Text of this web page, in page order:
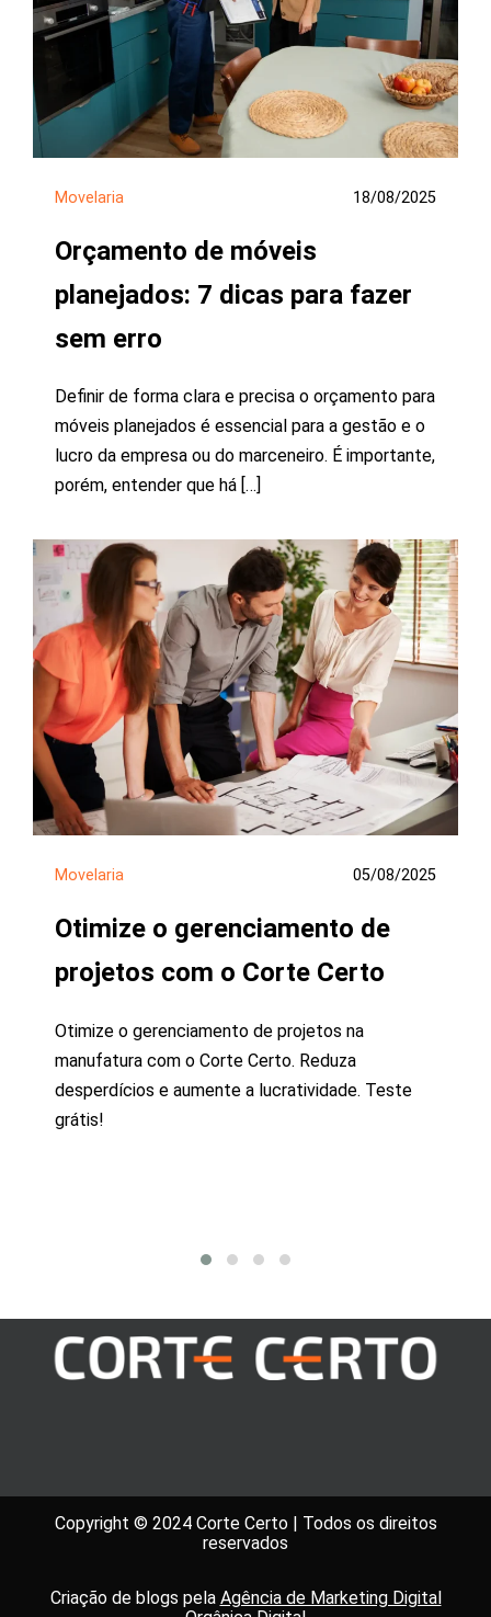
Movelaria 18/08/2025
Orçamento de móveis
planejados: 7 dicas para fazer
sem erro
Definir de forma clara e precisa o orçamento para
móveis planejados é essencial para a gestão e o
lucro da empresa ou do marceneiro. É importante,
porém, entender que há […]
Movelaria 05/08/2025
Otimize o gerenciamento de
projetos com o Corte Certo
Otimize o gerenciamento de projetos na
manufatura com o Corte Certo. Reduza
desperdícios e aumente a lucratividade. Teste
grátis!
Copyright © 2024 Corte Certo | Todos os direitos
reservados
Criação de blogs pela Agência de Marketing Digital